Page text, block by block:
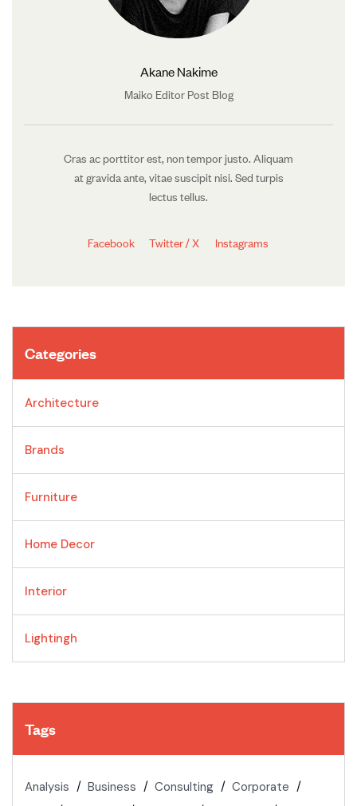
Akane Nakime
Maiko Editor Post Blog
Cras ac porttitor est, non tempor justo. Aliquam
at gravida ante, vitae suscipit nisi. Sed turpis
lectus tellus.
Facebook Twitter / X Instagrams
Categories
Architecture
Brands
Furniture
Home Decor
Interior
Lightingh
Tags
Analysis Business Consulting
Corporate